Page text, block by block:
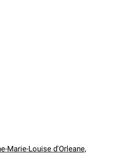
Marie-Louise d'Orleane,